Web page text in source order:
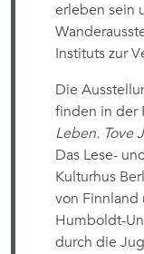
erleben sein
Instituts zur
Die
finden in der
Leben. Tove
Das Lese-
Kulturhus
von
Humboldt-
durch die